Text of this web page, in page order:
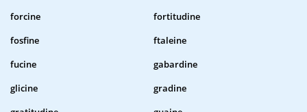
forcine
fortitudine
fosfine
ftaleine
fucine
gabardine
glicine
gradine